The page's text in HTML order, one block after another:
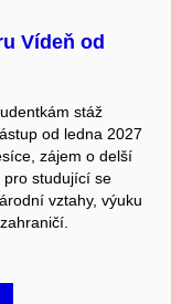
Vídeň od
stáž
od ledna 2027
zájem o delší
pro studující se
vztahy, výuku